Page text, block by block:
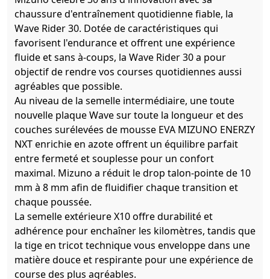
chaussure d'entraînement quotidienne fiable, la
Wave Rider 30. Dotée de caractéristiques qui
favorisent l'endurance et offrent une expérience
fluide et sans à-coups, la Wave Rider 30 a pour
objectif de rendre vos courses quotidiennes aussi
agréables que possible.
Au niveau de la semelle intermédiaire, une toute
nouvelle plaque Wave sur toute la longueur et des
couches surélevées de mousse EVA MIZUNO ENERZY
NXT enrichie en azote offrent un équilibre parfait
entre fermeté et souplesse pour un confort
maximal. Mizuno a réduit le drop talon-pointe de 10
mm à 8 mm afin de fluidifier chaque transition et
chaque poussée.
La semelle extérieure X10 offre durabilité et
adhérence pour enchaîner les kilomètres, tandis que
la tige en tricot technique vous enveloppe dans une
matière douce et respirante pour une expérience de
course des plus agréables.